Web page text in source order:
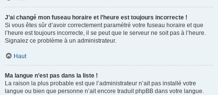
J’ai changé mon fuseau horaire et l’heure est toujours incorrecte !
Si vous êtes sûr d’avoir correctement paramétré votre fuseau horaire et que
l’heure est toujours incorrecte, il se peut que le serveur ne soit pas à l’heure.
Signalez ce problème à un administrateur.
Haut
Ma langue n’est pas dans la liste !
La raison la plus probable est que l’administrateur n’ait pas installé votre
langue ou bien que personne n’ait encore traduit phpBB dans votre langue.